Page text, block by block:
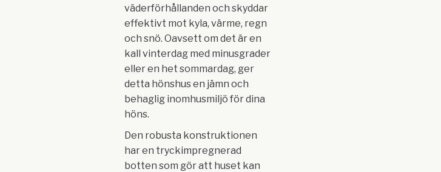
väderförhållanden och skyddar
effektivt mot kyla, värme, regn
och snö. Oavsett om det är en
kall vinterdag med minusgrader
eller en het sommardag, ger
detta hönshus en jämn och
behaglig inomhusmiljö för dina
höns.
Den robusta konstruktionen
har en tryckimpregnerad
botten som gör att huset kan